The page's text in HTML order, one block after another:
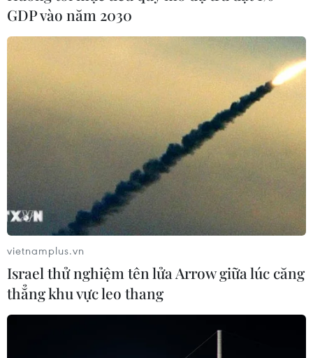
GDP vào năm 2030
vietnamplus.vn
Israel thử nghiệm tên lửa Arrow giữa lúc căng
thẳng khu vực leo thang